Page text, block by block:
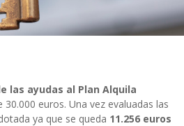
las ayudas al Plan Alquila
euros. Una vez evaluadas las
ya que se queda 11.256 euros